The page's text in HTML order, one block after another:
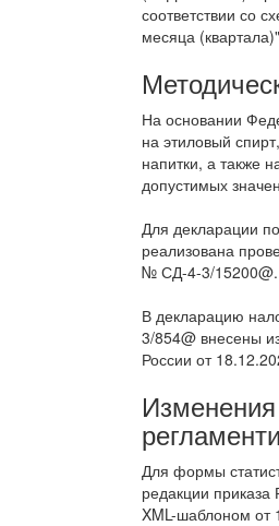
соответствии со
месяца
На основании
на этиловый
напитки, а также
допустимых
Для декларации
реализована
№ СД-4-3/15200@.
В декларацию
3/854@ внесены
России от
Для формы
редакции приказа
XML-шаблоном от